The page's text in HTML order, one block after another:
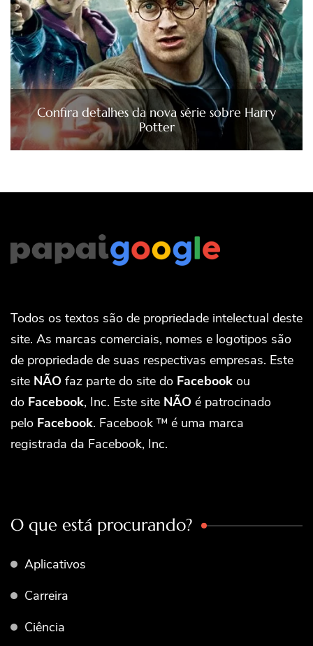
Confira detalhes da nova série sobre Harry
Potter
Todos os textos são de propriedade intelectual deste
site. As marcas comerciais, nomes e logotipos são
de propriedade de suas respectivas empresas. Este
site NÃO faz parte do site do Facebook ou
do Facebook, Inc. Este site NÃO é patrocinado
pelo Facebook. Facebook ™ é uma marca
registrada da Facebook, Inc.
O que está procurando?
Aplicativos
Carreira
Ciência